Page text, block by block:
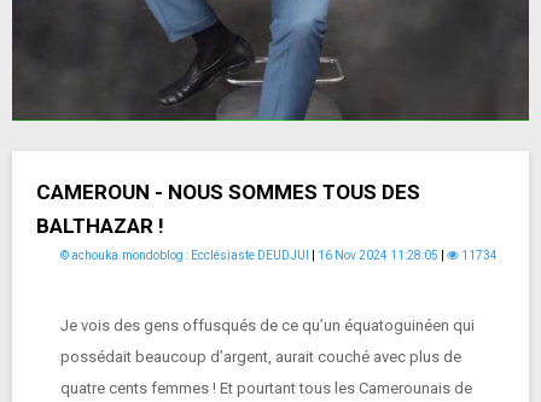
CAMEROUN - NOUS SOMMES TOUS DES
BALTHAZAR !
© achouka.mondoblog : Ecclésiaste DEUDJUI 16 Nov 2024 11:28:05 11734
Je vois des gens offusqués de ce qu’un équatoguinéen qui
possédait beaucoup d’argent, aurait couché avec plus de
quatre cents femmes ! Et pourtant tous les Camerounais de